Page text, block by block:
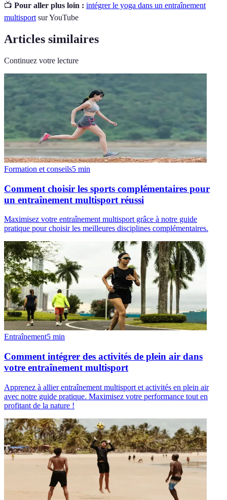
📺 Pour aller plus loin : intégrer le yoga dans un entraînement
multisport sur YouTube
Articles similaires
Continuez votre lecture
Formation et conseils5 min
Comment choisir les sports complémentaires pour
un entraînement multisport réussi
Maximisez votre entraînement multisport grâce à notre guide
pratique pour choisir les meilleures disciplines complémentaires.
Entraînement5 min
Comment intégrer des activités de plein air dans
votre entraînement multisport
Apprenez à allier entraînement multisport et activités en plein air
avec notre guide pratique. Maximisez votre performance tout en
profitant de la nature !